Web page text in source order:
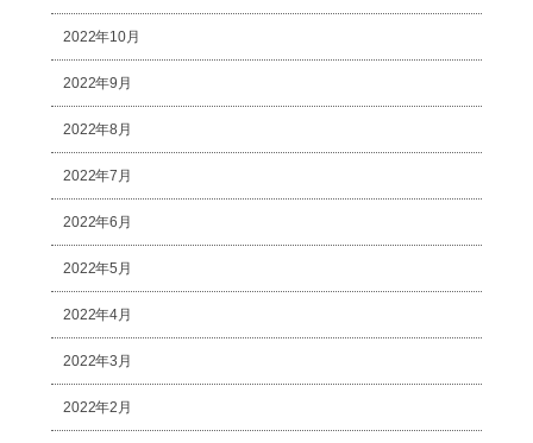
2022年10月
2022年9月
2022年8月
2022年7月
2022年6月
2022年5月
2022年4月
2022年3月
2022年2月